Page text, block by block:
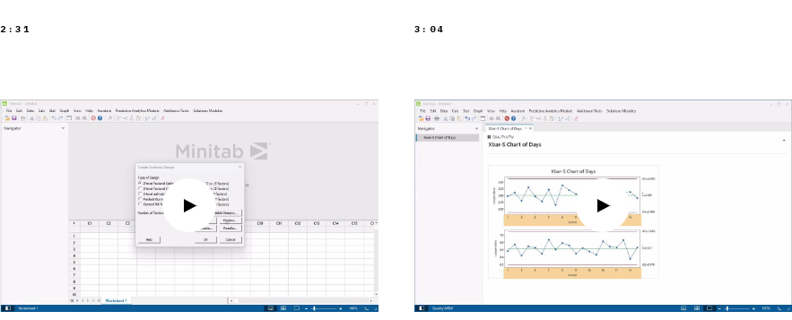
2:31 3:04